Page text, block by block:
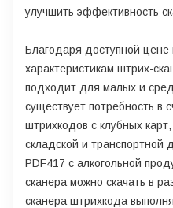
улучшить эффективность
Благодаря доступной цене
характеристикам штрих-
подходит для малых и
существует потребность в
штрихкодов с клубных
складской и транспортной
PDF417 с алкогольной
сканера можно скачать в
сканера штрихкода